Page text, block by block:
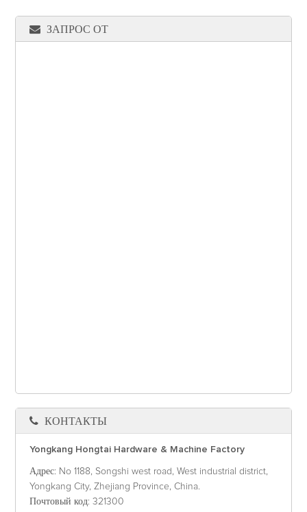
ЗАПРОС ОТ
КОНТАКТЫ
Yongkang Hongtai Hardware & Machine Factory
Адрес: No 1188, Songshi west road, West industrial district,
Yongkang City, Zhejiang Province, China.
Почтовый код: 321300